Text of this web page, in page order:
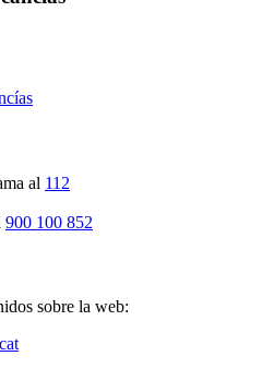
al 112
900 100 852
sobre la web: